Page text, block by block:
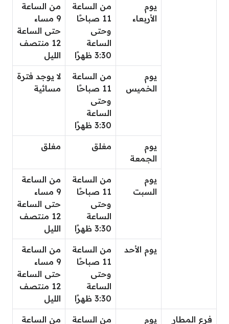
يوم
الأربعاء
من الساعة
11 صباحًا
وحتى
الساعة
3:30 ظهرًا
من الساعة
9 مساء
حتى الساعة
12 منتصف
الليل
يوم
الخميس
من الساعة
11 صباحًا
وحتى
الساعة
3:30 ظهرًا
لا يوجد فترة
مسائية
يوم
الجمعة
مغلق مغلق
يوم
السبت
من الساعة
11 صباحًا
وحتى
الساعة
3:30 ظهرًا
من الساعة
9 مساء
حتى الساعة
12 منتصف
الليل
يوم الأحد
من الساعة
11 صباحًا
وحتى
الساعة
3:30 ظهرًا
من الساعة
9 مساء
حتى الساعة
12 منتصف
الليل
فرع المطار
يوم
من الساعة
من الساعة